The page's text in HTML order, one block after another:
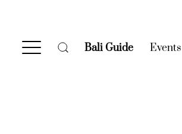
Bali Guide (current)
Events